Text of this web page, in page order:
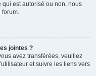
qui est autorisé ou non, nous
forum.
jointes ?
avez transférées, veuillez
et suivre les liens vers